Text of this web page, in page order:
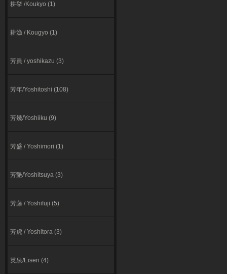
耕挙 /Koukyo (1)
耕漁 / Kougyo (1)
芳員 / yoshikazu (3)
芳年/Yoshitoshi (108)
芳幾/Yoshiiku (9)
芳盛 / Yoshimori (1)
芳艶/Yoshitsuya (3)
芳藤 / Yoshifuji (5)
芳虎 / Yoshitora (3)
英泉/Eisen (4)